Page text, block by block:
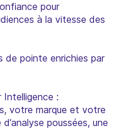
pour
à la vitesse des
pointe enrichies par
Intelligence :
votre marque et votre
poussées, une